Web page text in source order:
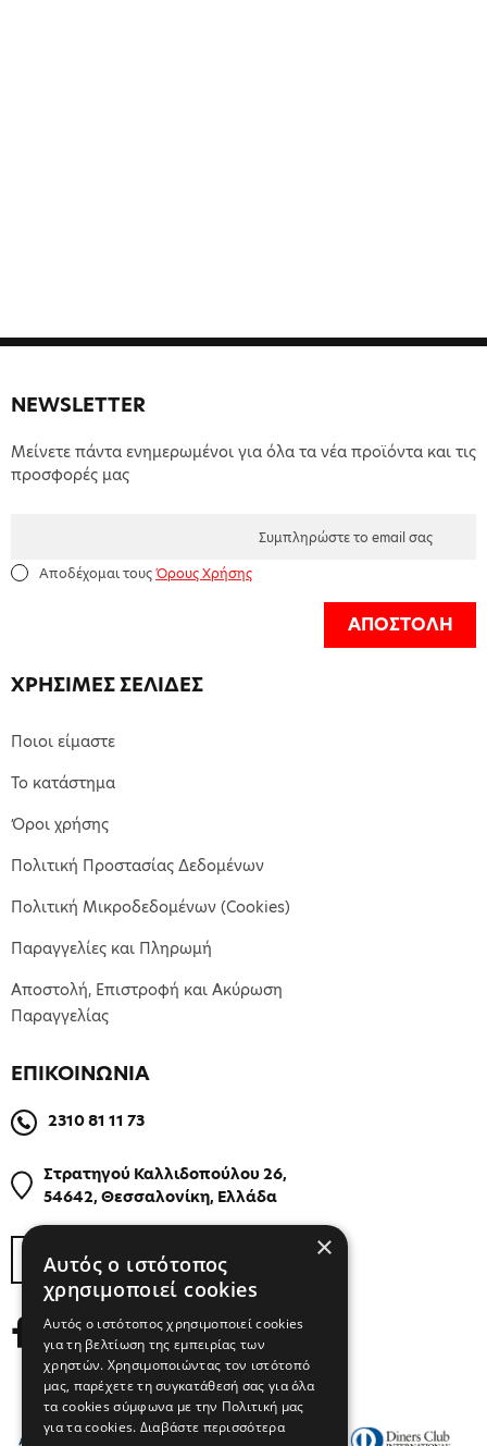
ΕΠΙΚΟΙΝΩΝΙΑ
2310 81 11 73
Στρατηγού Καλλιδοπούλου 26,
54642, Θεσσαλονίκη, Ελλάδα
ΒΡΕΙΤΕ ΜΑΣ ΣΤΟΝ ΧΑΡΤΗ
ΧΡΗΣΙΜΕΣ ΣΕΛΙΔΕΣ
Ποιοι είμαστε
Το κατάστημα
Όροι χρήσης
Πολιτική Προστασίας Δεδομένων
Πολιτική Μικροδεδομένων (Cookies)
Παραγγελίες και Πληρωμή
Αποστολή, Επιστροφή και Ακύρωση
Παραγγελίας
NEWSLETTER
Μείνετε πάντα ενημερωμένοι για όλα τα νέα προϊόντα και τις
προσφορές μας
Αποδέχομαι τουςΌρους Χρήσης
ΑΠΟΣΤΟΛΗ
×
Αυτός ο ιστότοπος
χρησιμοποιεί cookies
Αυτός ο ιστότοπος χρησιμοποιεί cookies
για τη βελτίωση της εμπειρίας των
χρηστών. Χρησιμοποιώντας τον ιστότοπό
μας, παρέχετε τη συγκατάθεσή σας για όλα
τα cookies σύμφωνα με την Πολιτική μας
για τα cookies. Διαβάστε περισσότερα